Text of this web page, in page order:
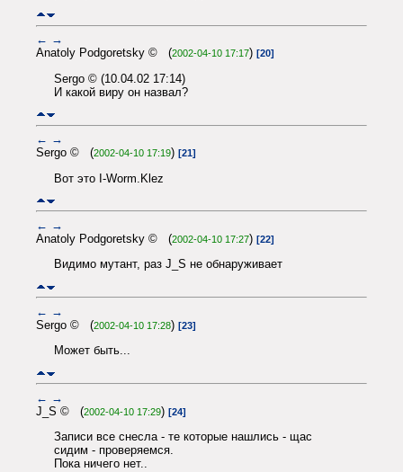
← →
Anatoly Podgoretsky © (2002-04-10 17:17) [20]
Sergo © (10.04.02 17:14)
И какой виру он назвал?
← →
Sergo © (2002-04-10 17:19) [21]
Вот это I-Worm.Klez
← →
Anatoly Podgoretsky © (2002-04-10 17:27) [22]
Видимо мутант, раз J_S не обнаруживает
← →
Sergo © (2002-04-10 17:28) [23]
Может быть...
← →
J_S © (2002-04-10 17:29) [24]
Записи все снесла - те которые нашлись - щас
сидим - проверяемся.
Пока ничего нет..